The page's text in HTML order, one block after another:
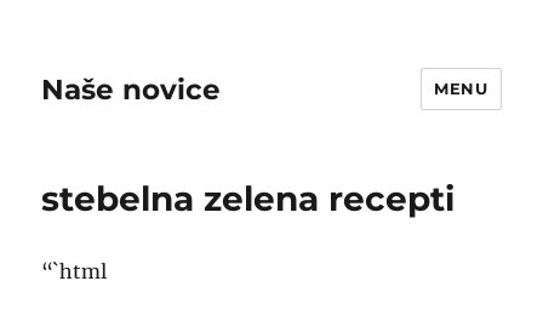
Naše novice MENU
stebelna zelena recepti
“`html